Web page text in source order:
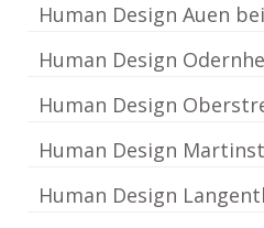
Human Design Auen
Human Design
Human Design
Human Design
Human Design